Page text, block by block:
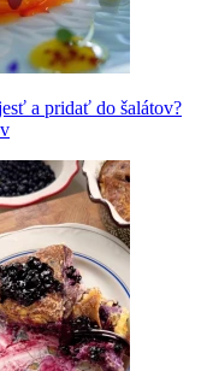
a pridať do šalátov?